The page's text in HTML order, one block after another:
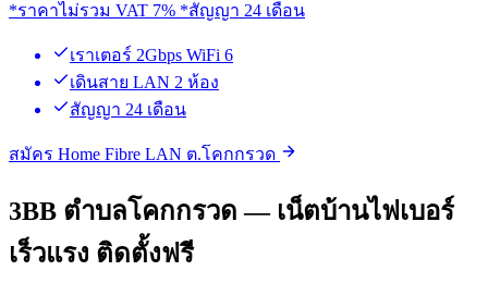
*ราคาไม่รวม VAT 7% *สัญญา 24 เดือน
เราเตอร์ 2Gbps WiFi 6
เดินสาย LAN 2 ห้อง
สัญญา 24 เดือน
สมัคร Home Fibre LAN ต.โคกกรวด
3BB ตำบลโคกกรวด — เน็ตบ้านไฟเบอร์
เร็วแรง ติดตั้งฟรี